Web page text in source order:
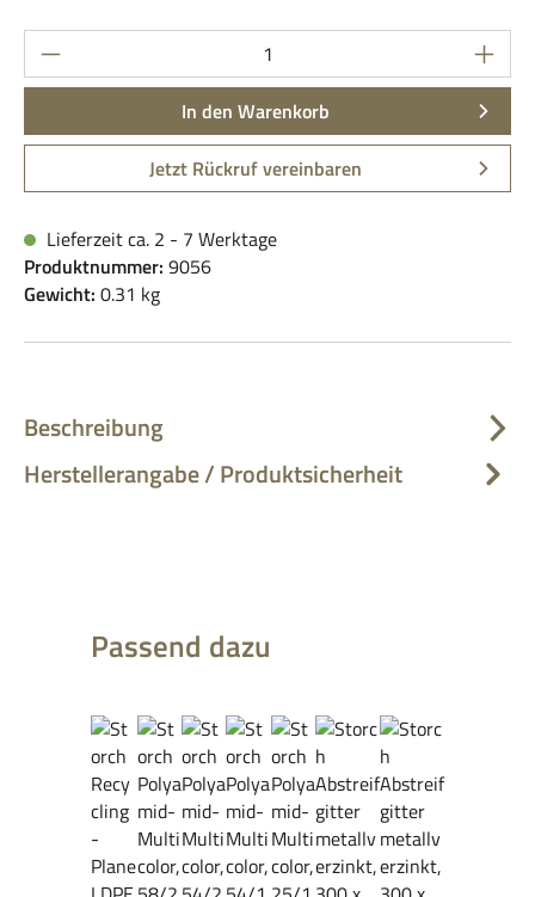
Produkt Anzahl: Gib den gewünschten
In den Warenkorb
Jetzt Rückruf vereinbaren
Lieferzeit ca. 2 - 7 Werktage
Produktnummer: 9056
Gewicht: 0.31 kg
Beschreibung
Herstellerangabe / Produktsicherheit
Produktgalerie überspringen
Passend dazu